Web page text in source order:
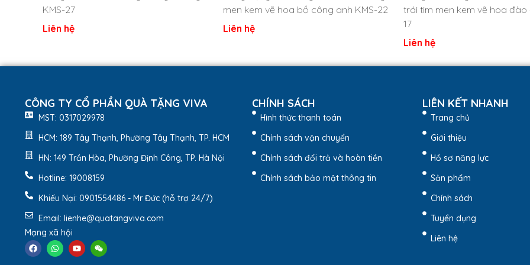
Bộ hũ mứt Tết men hỏa biến xanh lam dáng quả bí kèm khay gỗ KMS-24 –
2. Đặc điểm nổi bật sản phẩm
Bộ hũ mứt Tết men hỏa biến xanh lam dáng quả bí kèm khay gỗ KMS-24
hũ được phủ lớp men hỏa biến xanh lam với hiệu ứng loang tự nhiên, không trùng lặp giữa các sản phẩm, tạo nên vẻ
KMS-27
Liên hệ
men kem vẽ hoa bồ công anh KMS-22
Liên hệ
trái tim men kem vẽ hoa đào
17
Liên hệ
CÔNG TY CỔ PHẦN QUÀ TẶNG VIVA
MST: 0317029978
HCM: 189 Tây Thạnh, Phường Tây Thạnh, TP. HCM
HN: 149 Trần Hòa, Phường Định Công, TP. Hà Nội
Hotline: 19008159
Khiếu Nại: 0901554486 - Mr Đức (hỗ trợ 24/7)
Email: lienhe@quatangviva.com
Mạng xã hội
CHÍNH SÁCH
Hình thức thanh toán
Chính sách vận chuyển
Chính sách đổi trả và hoàn tiền
Chính sách bảo mật thông tin
LIÊN KẾT NHANH
Trang chủ
Giới thiệu
Hồ sơ năng lực
Sản phẩm
Chính sách
Tuyển dụng
Liên hệ